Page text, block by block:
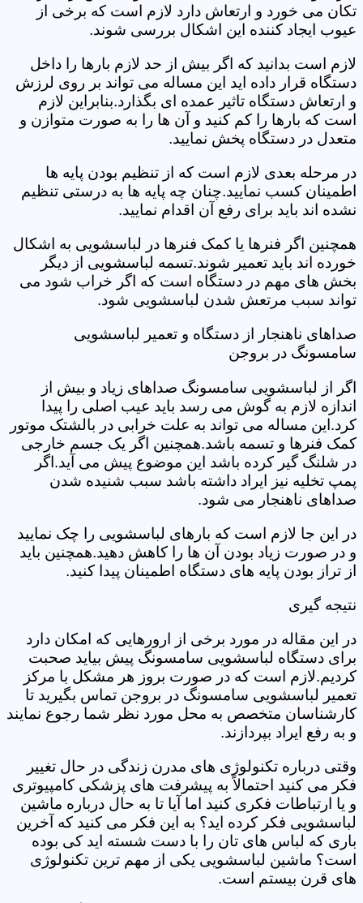
تکان می خورد و ارتعاش دارد لازم است که برخی از
عیوب ایجاد کننده این اشکال بررسی شوند.
لازم است بدانید که اگر بیش از حد لازم بارها را داخل
دستگاه قرار داده اید این مساله می تواند بر روی لرزش
و ارتعاش دستگاه تاثیر عمده ای بگذارد.بنابراین لازم
است که بارها را کم کنید و آن ها را به صورت متوازن و
متعدل در دستگاه پخش نمایید.
در مرحله بعدی لازم است که از تنظیم بودن پایه ها
اطمینان کسب نمایید.چنان چه پایه ها به درستی تنظیم
نشده اند باید برای رفع آن اقدام نمایید.
همچنین اگر فنرها یا کمک فنرها در لباسشویی به اشکال
خورده اند باید تعمیر شوند.تسمه لباسشویی از دیگر
بخش های مهم در دستگاه است که اگر خراب شود می
تواند سبب مرتعش شدن لباسشویی شود.
صداهای ناهنجار از دستگاه و تعمیر لباسشویی
سامسونگ در بروجن
اگر از لباسشویی سامسونگ صداهای زیاد و بیش از
اندازه لازم به گوش می رسد باید عیب اصلی را پیدا
کرد.این مساله می تواند به علت خرابی در بالشتک موتور
کمک فنرها و تسمه باشد.همچنین اگر یک جسم خارجی
در شلنگ گیر کرده باشد این موضوع پیش می آید.اگر
پمپ تخلیه نیز ایراد داشته باشد سبب شنیده شدن
صداهای ناهنجار می شود.
در این جا لازم است که بارهای لباسشویی را چک نمایید
و در صورت زیاد بودن آن ها را کاهش دهید.همچنین باید
از تراز بودن پایه های دستگاه اطمینان پیدا کنید.
نتیجه گیری
در این مقاله در مورد برخی از ارورهایی که امکان دارد
برای دستگاه لباسشویی سامسونگ پیش بیاید صحبت
کردیم.لازم است که در صورت بروز هر مشکل با مرکز
تعمیر لباسشویی سامسونگ در بروجن تماس بگیرید تا
کارشناسان متخصص به محل مورد نظر شما رجوع نمایند
و به رفع ایراد بپردازند.
وقتی درباره تکنولوژی های مدرن زندگی در حال تغییر
فکر می کنید احتمالاً به پیشرفت های پزشکی کامپیوتری
و یا ارتباطات فکری کنید اما آیا تا به حال درباره ماشین
لباسشویی فکر کرده اید؟ به این فکر می کنید که آخرین
باری که لباس های تان را با دست شسته اید کی بوده
است؟ ماشین لباسشویی یکی از مهم ترین تکنولوژی
های قرن بیستم است.